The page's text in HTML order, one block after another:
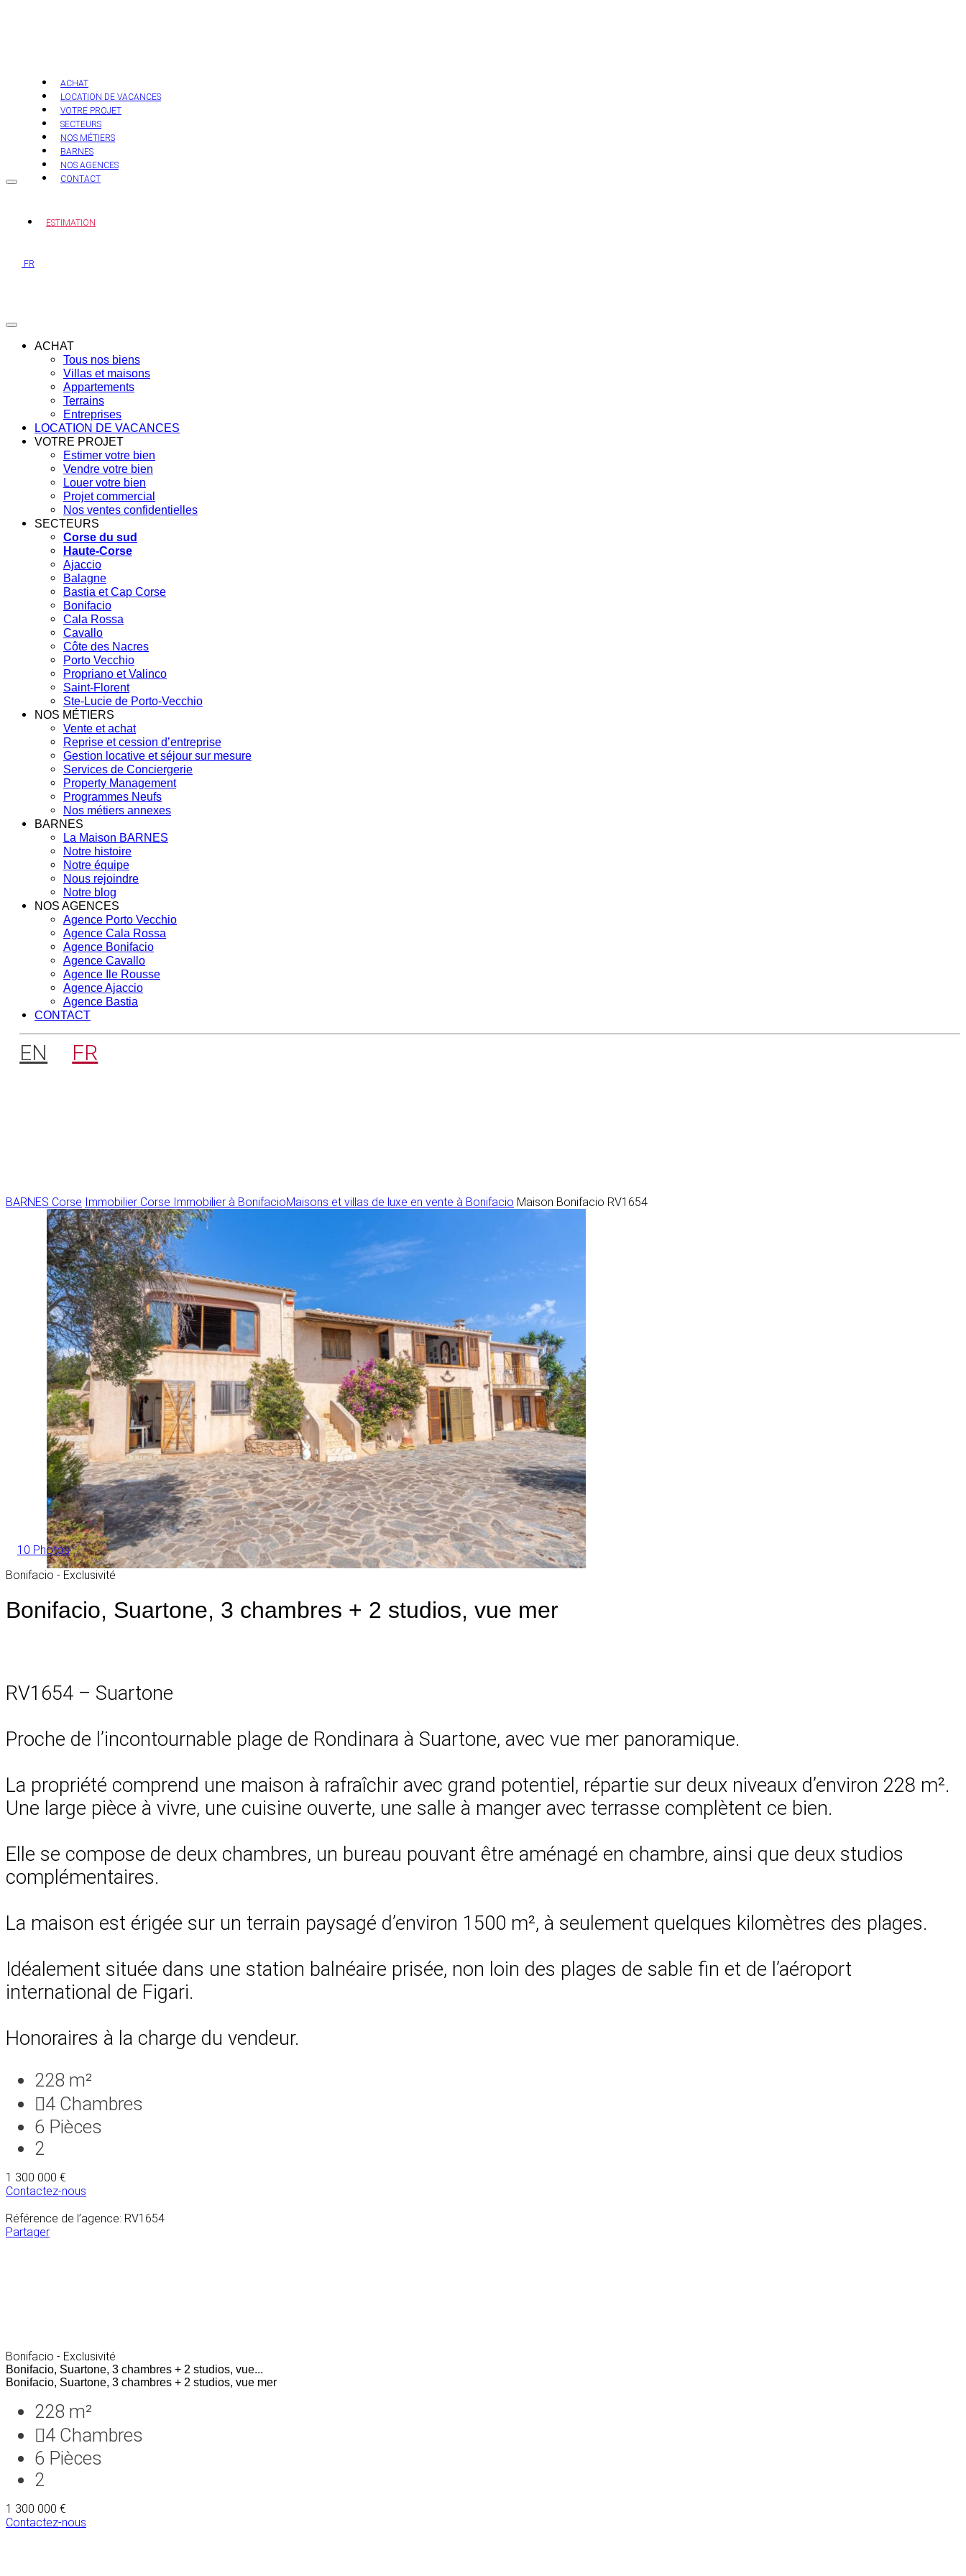
ACHAT
LOCATION DE VACANCES
VOTRE PROJET
SECTEURS
NOS MÉTIERS
BARNES
NOS AGENCES
CONTACT
ESTIMATION
FR
ACHAT
Tous nos biens
Villas et maisons
Appartements
Terrains
Entreprises
LOCATION DE VACANCES
VOTRE PROJET
Estimer votre bien
Vendre votre bien
Louer votre bien
Projet commercial
Nos ventes confidentielles
SECTEURS
Corse du sud
Haute-Corse
Ajaccio
Balagne
Bastia et Cap Corse
Bonifacio
Cala Rossa
Cavallo
Côte des Nacres
Porto Vecchio
Propriano et Valinco
Saint-Florent
Ste-Lucie de Porto-Vecchio
NOS MÉTIERS
Vente et achat
Reprise et cession d’entreprise
Gestion locative et séjour sur mesure
Services de Conciergerie
Property Management
Programmes Neufs
Nos métiers annexes
BARNES
La Maison BARNES
Notre histoire
Notre équipe
Nous rejoindre
Notre blog
NOS AGENCES
Agence Porto Vecchio
Agence Cala Rossa
Agence Bonifacio
Agence Cavallo
Agence Ile Rousse
Agence Ajaccio
Agence Bastia
CONTACT
EN FR
BARNES Corse Immobilier Corse Immobilier à BonifacioMaisons et villas de luxe en vente à Bonifacio Maison Bonifacio RV1654
10 Photos
Bonifacio - Exclusivité
Bonifacio, Suartone, 3 chambres + 2 studios, vue mer
RV1654 – Suartone
Proche de l’incontournable plage de Rondinara à Suartone, avec vue mer panoramique.
La propriété comprend une maison à rafraîchir avec grand potentiel, répartie sur deux niveaux d’environ 228 m².
Une large pièce à vivre, une cuisine ouverte, une salle à manger avec terrasse complètent ce bien.
Elle se compose de deux chambres, un bureau pouvant être aménagé en chambre, ainsi que deux studios
complémentaires.
La maison est érigée sur un terrain paysagé d’environ 1500 m², à seulement quelques kilomètres des plages.
Idéalement située dans une station balnéaire prisée, non loin des plages de sable fin et de l’aéroport
international de Figari.
Honoraires à la charge du vendeur.
228 m²
4 Chambres
6 Pièces
2
1 300 000 €
Contactez-nous
Référence de l’agence: RV1654
Partager
Bonifacio - Exclusivité
Bonifacio, Suartone, 3 chambres + 2 studios, vue...
Bonifacio, Suartone, 3 chambres + 2 studios, vue mer
228 m²
4 Chambres
6 Pièces
2
1 300 000 €
Contactez-nous